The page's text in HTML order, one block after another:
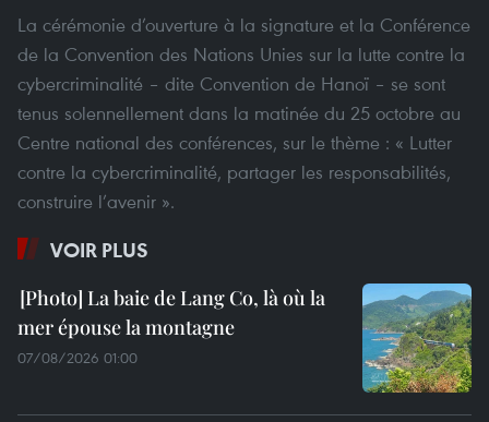
La cérémonie d’ouverture à la signature et la Conférence
de la Convention des Nations Unies sur la lutte contre la
cybercriminalité – dite Convention de Hanoï – se sont
tenus solennellement dans la matinée du 25 octobre au
Centre national des conférences, sur le thème : « Lutter
contre la cybercriminalité, partager les responsabilités,
construire l’avenir ».
VOIR PLUS
La baie de Lang Co, là où la
mer épouse la montagne
07/08/2026 01:00